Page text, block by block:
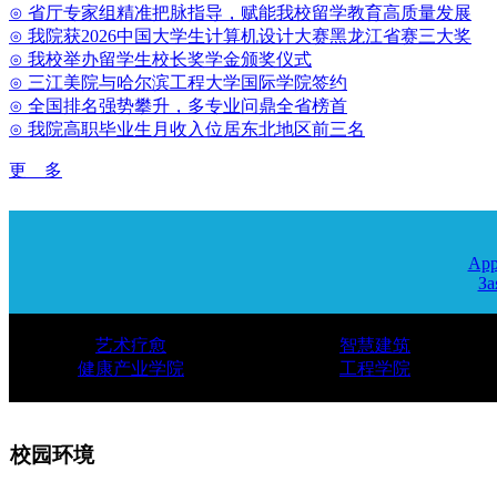
⊙ 省厅专家组精准把脉指导，赋能我校留学教育高质量发展
⊙ 我院获2026中国大学生计算机设计大赛黑龙江省赛三大奖
⊙ 我校举办留学生校长奖学金颁奖仪式
⊙ 三江美院与哈尔滨工程大学国际学院签约
⊙ 全国排名强势攀升，多专业问鼎全省榜首
⊙ 我院高职毕业生月收入位居东北地区前三名
更 多
艺术疗愈
健康产业学院
智慧建筑
工程学院
校园环境